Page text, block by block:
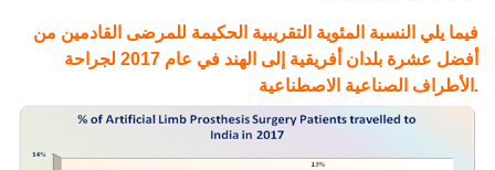
فيما يلي النسبة المئوية التقريبية الحكيمة للمرضى القادمين من
أفضل عشرة بلدان أفريقية إلى الهند في عام 2017 لجراحة
الأطراف الصناعية الاصطناعية.